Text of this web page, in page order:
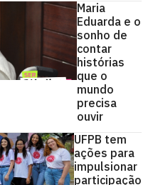
Maria
Eduarda e o
sonho de
contar
histórias
que o
mundo
precisa
ouvir
UFPB tem
ações para
impulsionar
participação